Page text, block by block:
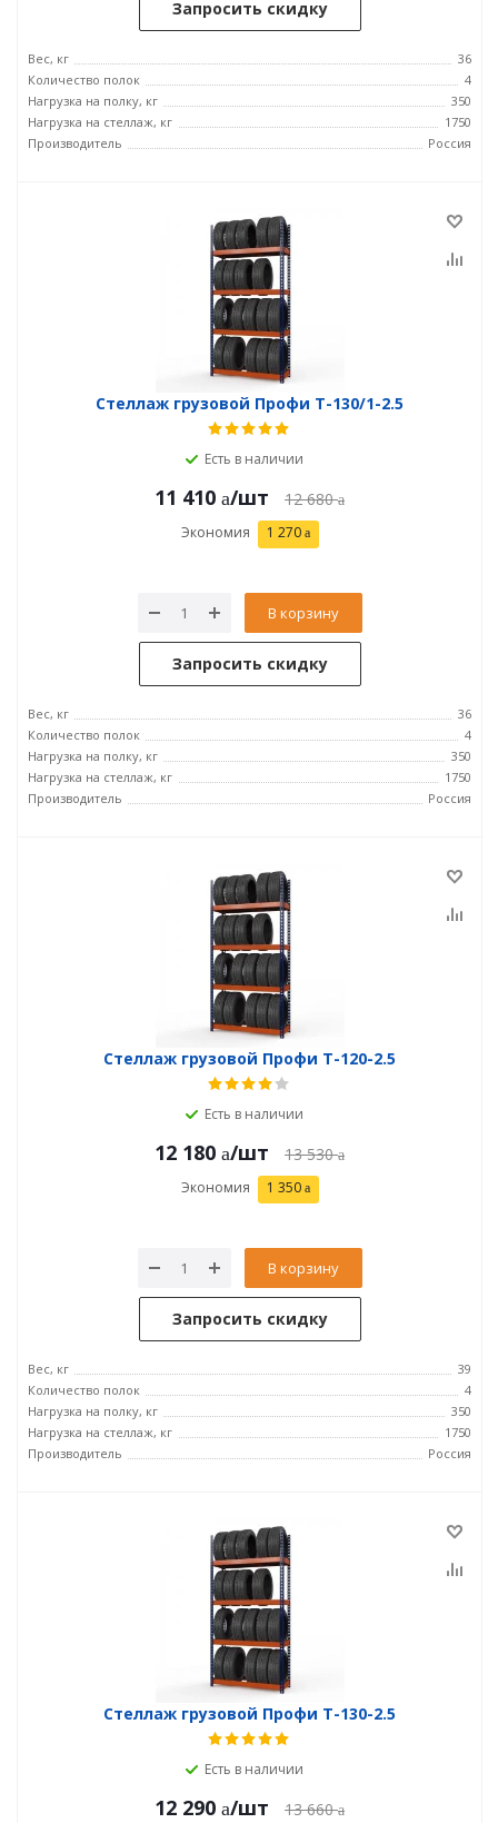
Запросить скидку
Вес, кг
36
Количество полок
4
Нагрузка на полку, кг
350
Нагрузка на стеллаж, кг
1750
Производитель
Россия
Стеллаж грузовой Профи Т-130/1-2.5
Есть в наличии
11 410 /шт 12 680
Экономия 1 270
В корзину
Запросить скидку
Вес, кг
36
Количество полок
4
Нагрузка на полку, кг
350
Нагрузка на стеллаж, кг
1750
Производитель
Россия
Стеллаж грузовой Профи Т-120-2.5
Есть в наличии
12 180 /шт 13 530
Экономия 1 350
В корзину
Запросить скидку
Вес, кг
39
Количество полок
4
Нагрузка на полку, кг
350
Нагрузка на стеллаж, кг
1750
Производитель
Россия
Стеллаж грузовой Профи Т-130-2.5
Есть в наличии
12 290 /шт 13 660